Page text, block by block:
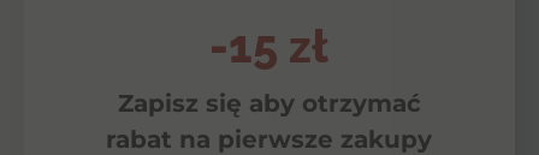
-15 zł
Zapisz się aby otrzymać
rabat na pierwsze zakupy